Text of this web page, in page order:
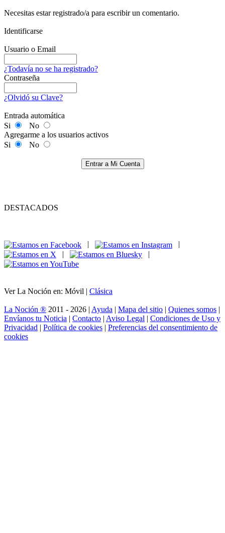
Necesitas estar registrado/a para escribir un comentario.
Identificarse
Usuario o Email
¿Todavía no se ha registrado?
Contraseña
¿Olvidó su Clave?
Entrada automática
Si
No
Agregarme a los usuarios activos
Si
No
Entrar a Mi Cuenta
DESTACADOS
|
|
Ver La Noción en: Móvil | Clásica
La Noción ® 2011 - 2026 | Ayuda | Mapa del sitio | Quienes somos |
Envíanos tu Noticia | Contacto | Aviso Legal | Condiciones de Uso y
Privacidad | Política de cookies | Preferencias del consentimiento de
cookies